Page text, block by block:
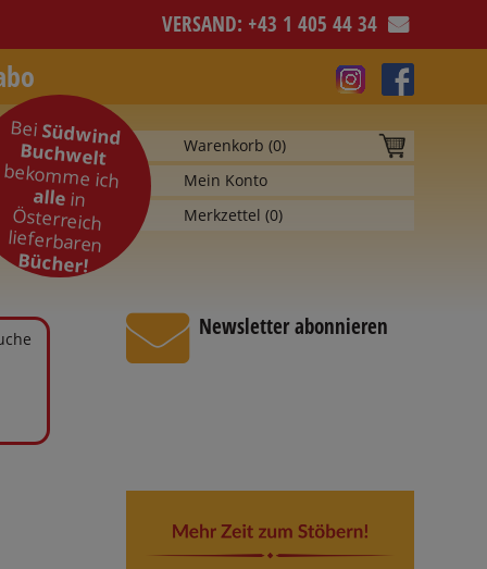
VERSAND: +43 1 405 44 34
BeiSüdwind
Buchwelt
bekomme ich
allein
Österreich
lieferbaren
Bücher!
Warenkorb (0)
Mein Konto
Merkzettel (0)
Newsletter abonnieren